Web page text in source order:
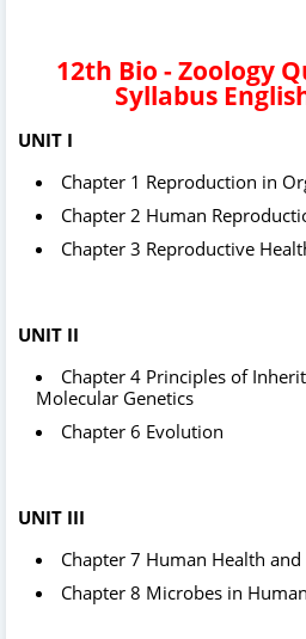
12th Bio - Zoology
Syllabus
UNIT I
Chapter 1 Reproduction in
Chapter 2 Human
Chapter 3 Reproductive
UNIT II
Chapter 4 Principles of
Molecular Genetics
Chapter 6 Evolution
UNIT III
Chapter 7 Human Health and
Chapter 8 Microbes in